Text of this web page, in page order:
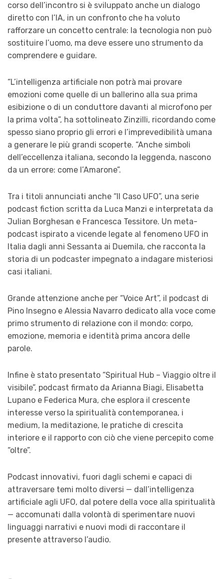
corso dell’incontro si è sviluppato anche un dialogo
diretto con l’IA, in un confronto che ha voluto
rafforzare un concetto centrale: la tecnologia non può
sostituire l’uomo, ma deve essere uno strumento da
comprendere e guidare.
“L’intelligenza artificiale non potrà mai provare
emozioni come quelle di un ballerino alla sua prima
esibizione o di un conduttore davanti al microfono per
la prima volta”, ha sottolineato Zinzilli, ricordando come
spesso siano proprio gli errori e l’imprevedibilità umana
a generare le più grandi scoperte. “Anche simboli
dell’eccellenza italiana, secondo la leggenda, nascono
da un errore: come l’Amarone”.
Tra i titoli annunciati anche “Il Caso UFO”, una serie
podcast fiction scritta da Luca Manzi e interpretata da
Julian Borghesan e Francesca Tessitore. Un meta-
podcast ispirato a vicende legate al fenomeno UFO in
Italia dagli anni Sessanta ai Duemila, che racconta la
storia di un podcaster impegnato a indagare misteriosi
casi italiani.
Grande attenzione anche per “Voice Art”, il podcast di
Pino Insegno e Alessia Navarro dedicato alla voce come
primo strumento di relazione con il mondo: corpo,
emozione, memoria e identità prima ancora delle
parole.
Infine è stato presentato “Spiritual Hub – Viaggio oltre il
visibile”, podcast firmato da Arianna Biagi, Elisabetta
Lupano e Federica Mura, che esplora il crescente
interesse verso la spiritualità contemporanea, i
medium, la meditazione, le pratiche di crescita
interiore e il rapporto con ciò che viene percepito come
“oltre”.
Podcast innovativi, fuori dagli schemi e capaci di
attraversare temi molto diversi — dall’intelligenza
artificiale agli UFO, dal potere della voce alla spiritualità
— accomunati dalla volontà di sperimentare nuovi
linguaggi narrativi e nuovi modi di raccontare il
presente attraverso l’audio.